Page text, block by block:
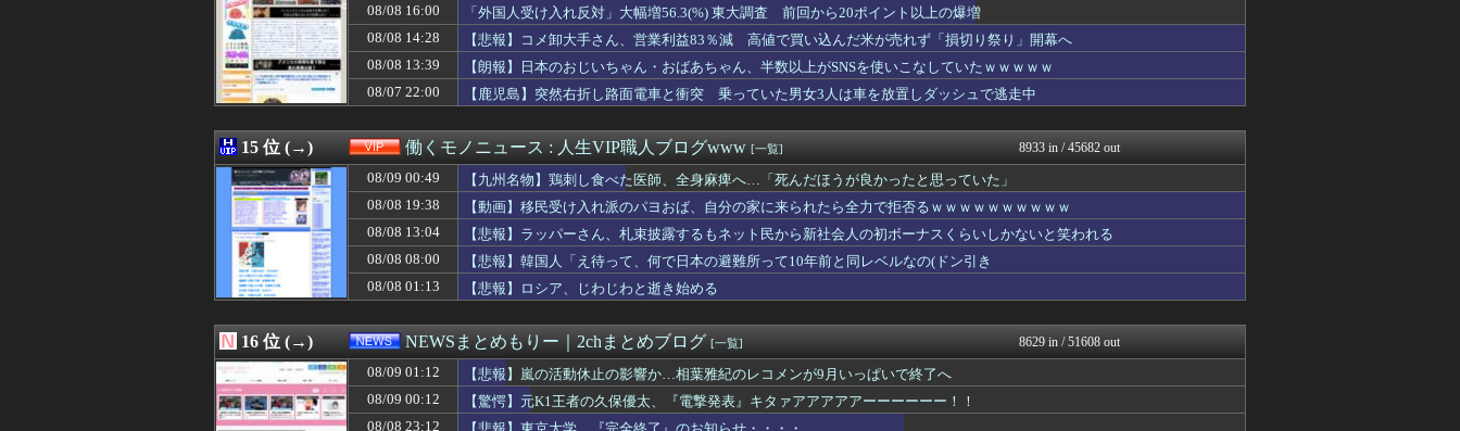
08/09 00:01
【ウマ娘】コミケで配布予定だった非公式グッズ「オグリキャップタマモクロスアクリ...
08/09 00:00
【にじさんじ】ソフィ「８８８✨ ぞろ目ってなんか嬉しくなるよね！！」
Vtuberまとめるよ～ん
08/09 00:00
【悲報】EA、BioWareを閉鎖か？
Y速報
08/09 00:00
お前らが思う「バカゲー」って何？
ゆるゲーマー遅報
08/09 00:00
【動画】DJI Neo2で釣りの自撮りをしようとした男の悲劇（ノ∇`）
1000mg
08/09 00:00
#韓国記事翻訳 『アジア最強の韓国サッカー、審判への性接待がバレまくる！』、『...
日本と韓国は敵か？味方か？...
08/09 00:00
「日本で働く意欲なくなる」 外国人、自活できても新要件「届かない」…永住許可厳... 常識的に考えた
08/08 16:00
「外国人受け入れ反対」大幅増56.3(%) 東大調査 前回から20ポイント以上の爆増
08/08 14:28
【悲報】コメ卸大手さん、営業利益83％減 高値で買い込んだ米が売れず「損切り祭り」開幕へ
08/08 13:39
【朗報】日本のおじいちゃん・おばあちゃん、半数以上がSNSを使いこなしていたｗｗｗｗｗ
08/07 22:00
【鹿児島】突然右折し路面電車と衝突 乗っていた男女3人は車を放置しダッシュで逃走中
15 位 (→) 働くモノニュース : 人生VIP職人ブログwww [一覧] 8933 in / 45682 out
08/09 00:49
【九州名物】鶏刺し食べた医師、全身麻痺へ…「死んだほうが良かったと思っていた」
08/08 19:38
【動画】移民受け入れ派のパヨおば、自分の家に来られたら全力で拒否るｗｗｗｗｗｗｗｗｗｗ
08/08 13:04
【悲報】ラッパーさん、札束披露するもネット民から新社会人の初ボーナスくらいしかないと笑われる
08/08 08:00
【悲報】韓国人「え待って、何で日本の避難所って10年前と同レベルなの(ドン引き
08/08 01:13
【悲報】ロシア、じわじわと逝き始める
16 位 (→) NEWSまとめもりー｜2chまとめブログ [一覧] 8629 in / 51608 out
08/09 01:12
【悲報】嵐の活動休止の影響か…相葉雅紀のレコメンが9月いっぱいで終了へ
08/09 00:12
【驚愕】元K1王者の久保優太、『電撃発表』キタァアアアアアーーーーーー！！
08/08 23:12